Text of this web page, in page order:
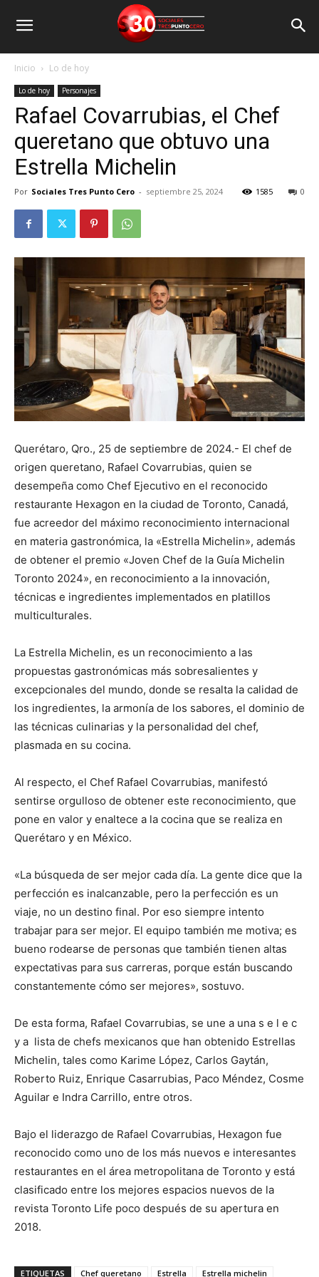
Inicio Lo de hoy
Lo de hoy Personajes
Rafael Covarrubias, el Chef
queretano que obtuvo una
Estrella Michelin
Por Sociales Tres Punto Cero - septiembre 25, 2024 0
1585
Querétaro, Qro., 25 de septiembre de 2024.- El chef de
origen queretano, Rafael Covarrubias, quien se
desempeña como Chef Ejecutivo en el reconocido
restaurante Hexagon en la ciudad de Toronto, Canadá,
fue acreedor del máximo reconocimiento internacional
en materia gastronómica, la «Estrella Michelin», además
de obtener el premio «Joven Chef de la Guía Michelin
Toronto 2024», en reconocimiento a la innovación,
técnicas e ingredientes implementados en platillos
multiculturales.
La Estrella Michelin, es un reconocimiento a las
propuestas gastronómicas más sobresalientes y
excepcionales del mundo, donde se resalta la calidad de
los ingredientes, la armonía de los sabores, el dominio de
las técnicas culinarias y la personalidad del chef,
plasmada en su cocina.
Al respecto, el Chef Rafael Covarrubias, manifestó
sentirse orgulloso de obtener este reconocimiento, que
pone en valor y enaltece a la cocina que se realiza en
Querétaro y en México.
«La búsqueda de ser mejor cada día. La gente dice que la
perfección es inalcanzable, pero la perfección es un
viaje, no un destino final. Por eso siempre intento
trabajar para ser mejor. El equipo también me motiva; es
bueno rodearse de personas que también tienen altas
expectativas para sus carreras, porque están buscando
constantemente cómo ser mejores», sostuvo.
De esta forma, Rafael Covarrubias, se une a una s e l e c
y a lista de chefs mexicanos que han obtenido Estrellas
Michelin, tales como Karime López, Carlos Gaytán,
Roberto Ruiz, Enrique Casarrubias, Paco Méndez, Cosme
Aguilar e Indra Carrillo, entre otros.
Bajo el liderazgo de Rafael Covarrubias, Hexagon fue
reconocido como uno de los más nuevos e interesantes
restaurantes en el área metropolitana de Toronto y está
clasificado entre los mejores espacios nuevos de la
revista Toronto Life poco después de su apertura en
2018.
ETIQUETAS Chef queretano Estrella Estrella michelin